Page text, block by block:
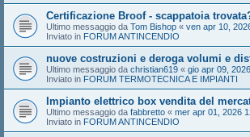
Certificazione Broof - scappatoia
Ultimo messaggio da Tom Bishop « ven apr 10,
Inviato in FORUM ANTINCENDIO
nuove costruzioni e deroga volumi e
Ultimo messaggio da christian619 « gio apr 09,
Inviato in FORUM TERMOTECNICA E IMPIANTI
Impianto elettrico box vendita del
Ultimo messaggio da fabbretto « mer apr 01, 2026
Inviato in FORUM ANTINCENDIO